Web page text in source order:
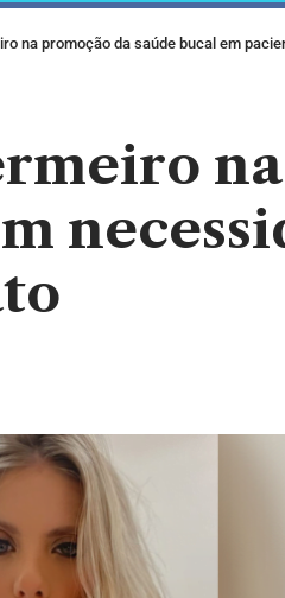
na promoção da saúde bucal em